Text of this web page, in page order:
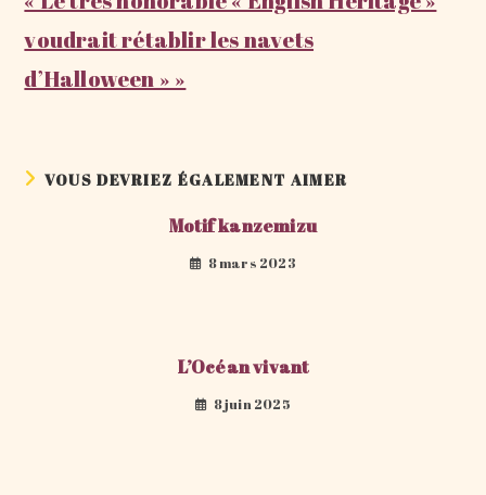
voudrait rétablir les navets
d’Halloween » »
VOUS DEVRIEZ ÉGALEMENT AIMER
Motif kanzemizu
8 mars 2023
L’Océan vivant
8 juin 2025